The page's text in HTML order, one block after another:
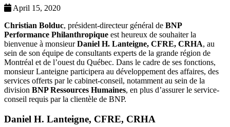
April 15, 2020
Christian Bolduc, président-directeur général de BNP
Performance Philanthropique est heureux de souhaiter la
bienvenue à monsieurDaniel H. Lanteigne, CFRE, CRHA, au
sein de son équipe de consultants experts de la grande région de
Montréal et de l’ouest du Québec. Dans le cadre de ses fonctions,
monsieur Lanteigne participera au développement des affaires, des
services offerts par le cabinet-conseil, notamment au sein de la
division BNP Ressources Humaines, en plus d’assurer le service-
conseil requis par la clientèle de BNP.
Daniel H. Lanteigne, CFRE, CRHA